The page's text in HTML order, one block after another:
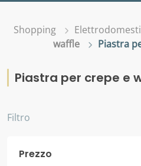
Shopping
waffle
Piastra
Piastra per crepe e
Filtro
Prezzo